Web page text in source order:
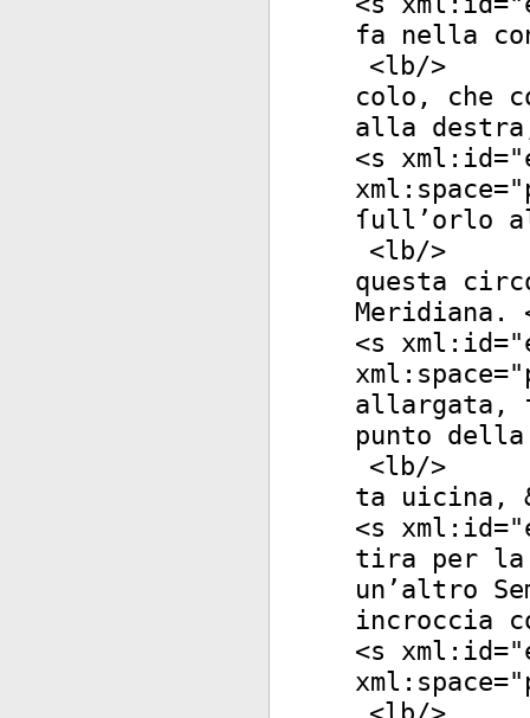
fa nella
<lb/>
colo, che
alla
<s xml:id="
xml:space="
ſull’orlo
<lb/>
questa
Meridiana.
<s xml:id="
xml:space="
allargata,
punto
<lb/>
ta uicina,
<s xml:id="
tira per la
un’altro
incroccia
<s xml:id="
xml:space="